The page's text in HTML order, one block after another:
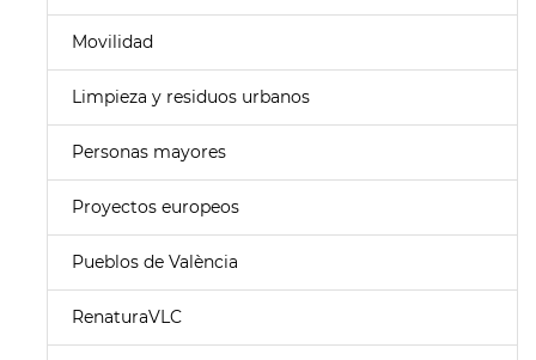
Movilidad
Limpieza y residuos urbanos
Personas mayores
Proyectos europeos
Pueblos de València
RenaturaVLC